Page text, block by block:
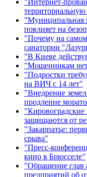
"Муниципальная
повлияет на
"Почему на самом
санатории
"В Киеве
"Мошенникам нет
"Подростки
на ВИЧ с 14 лет"
"Внедрение
продление
защищаются от
"Закарпатье:
срыва"
"Пресс-
кино в Брюсселе"
"Обращение глав
предприятий об